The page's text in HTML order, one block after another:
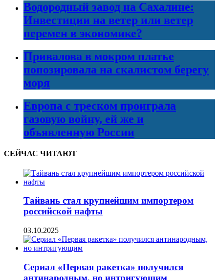
Водородный завод на Сахалине:
Инвестиции на ветер или ветер
перемен в экономике?
Привалова в мокром платье
попозировала на скалистом берегу
моря
Европа с треском проиграла
газовую войну, ей же и
объявленную России
СЕЙЧАС ЧИТАЮТ
Тайвань стал крупнейшим импортером
российской нафты
03.10.2025
Сериал «Первая ракетка» получился
антинародным, но интригующим